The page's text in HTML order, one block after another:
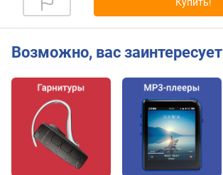
о
м
к
о
р
п
у
Возможно, вас заинтересует